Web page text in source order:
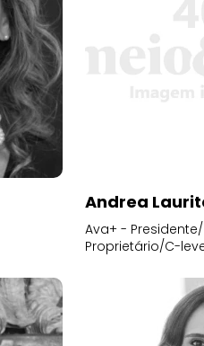
Andrea
Ava+ -
Proprietário/C-